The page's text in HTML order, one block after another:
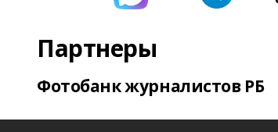
Партнеры
Фотобанк журналистов РБ